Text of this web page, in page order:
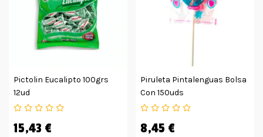
Pictolin Eucalipto 100grs
12ud
15,43 €
Piruleta Pintalenguas Bolsa
Con 150uds
8,45 €